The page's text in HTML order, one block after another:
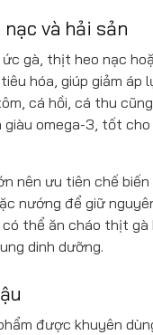
và hải sản
gà, thịt heo nạc
hóa, giúp giảm áp
cá hồi, cá thu
giàu omega-3, tốt
nên ưu tiên chế biến
nướng để giữ
có thể ăn cháo thịt gà
dinh dưỡng.
được khuyên